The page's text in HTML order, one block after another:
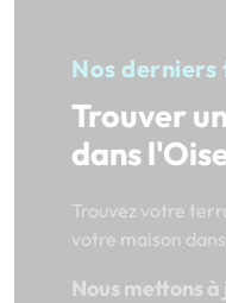
Nos
Trouver
dans
Trouvez votre
votre maison
Nous mettons